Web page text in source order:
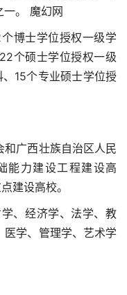
。 魔幻网
博士学位授权一级学
个硕士学位授权一级
15个专业硕士学位授
和广西壮族自治区人民
能力建设工程建设高
建设高校。
、经济学、法学、教
医学、管理学、艺术学